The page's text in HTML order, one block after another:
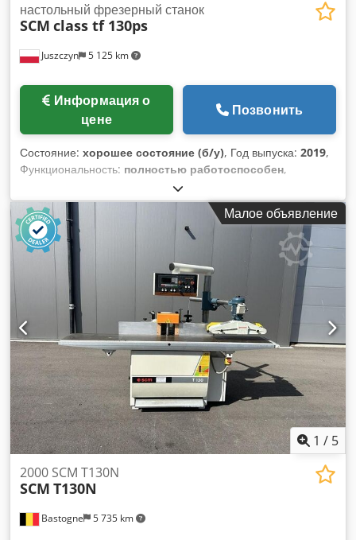
Juszczyn 5 125 km
настольный фрезерный станок
SCM class tf 130ps
цене
Позвонить
Состояние: хорошее состояние (б/у), Год выпуска: 2019,
Функциональность: полностью работоспособен,
Фрезерный станок с нижним расположением шпинделя
SCM TF130ps Диаметр шпинделя: 40 мм Продольный стол
в рабочей поверхности Общая длина шпинделя: 180 мм
Основной двигатель мощностью 7 кВт Скорость вращения,
переключение ремнем: 3000/4500/6000/7000/10000 об/
мин Вращение шпинделя вправо и влево Ручное поднятие
шпинделя Техническая документация Год выпуска: 2019
Djdpszlw Rnsfx Ahuekr
Малое объявление
1 / 5
Bastogne 5 735 km
2000 SCM T130N
SCM T130N